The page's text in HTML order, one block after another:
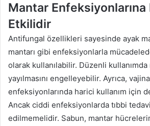
Mantar Enfeksiyonlarına
Etkilidir
Antifungal özellikleri sayesinde ayak
mantarı gibi enfeksiyonlarla
olarak kullanılabilir. Düzenli kullanımda
yayılmasını engelleyebilir. Ayrıca,
enfeksiyonlarında harici kullanım için
Ancak ciddi enfeksiyonlarda tıbbi
edilmemelidir. Sabun, mantar